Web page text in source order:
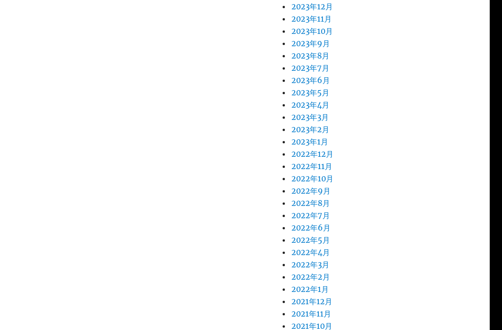
2023年12月
2023年11月
2023年10月
2023年9月
2023年8月
2023年7月
2023年6月
2023年5月
2023年4月
2023年3月
2023年2月
2023年1月
2022年12月
2022年11月
2022年10月
2022年9月
2022年8月
2022年7月
2022年6月
2022年5月
2022年4月
2022年3月
2022年2月
2022年1月
2021年12月
2021年11月
2021年10月